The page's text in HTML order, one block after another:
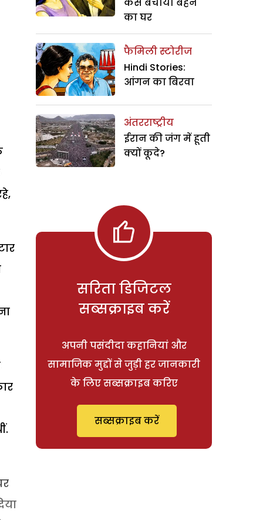
का घर
फैमिली स्टोरीज
Hindi Stories:
आंगन का बिरवा
अंतरराष्ट्रीय
ईरान की जंग में हूती
क्यों कूदे?
सरिता डिजिटल
सब्सक्राइब करें
अपनी पसंदीदा कहानियां और
सामाजिक मुद्दों से जुड़ी हर जानकारी
के लिए सब्सक्राइब करिए
सब्सक्राइब करें